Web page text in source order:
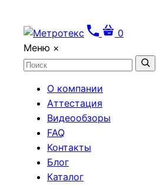
0
Меню ×
О компании
Аттестация
Видеообзоры
FAQ
Контакты
Блог
Каталог